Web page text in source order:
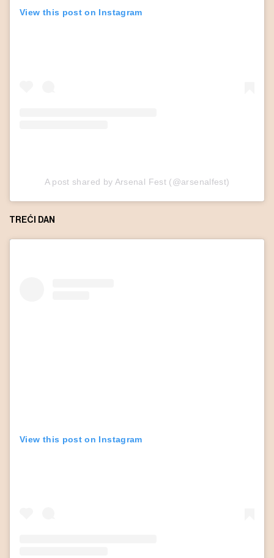
View this post on Instagram
A post shared by Arsenal Fest (@arsenalfest)
TREĆI DAN
View this post on Instagram